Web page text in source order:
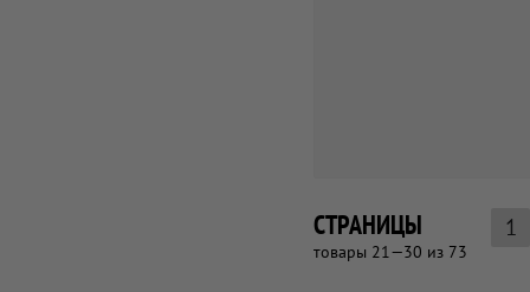
СТРАНИЦЫ
товары 21—30 из 73
1